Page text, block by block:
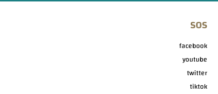
SOS
facebook
youtube
twitter
tiktok